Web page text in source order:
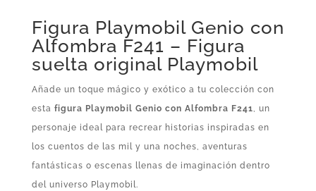
Figura Playmobil Genio con
Alfombra F241 – Figura
suelta original Playmobil
Añade un toque mágico y exótico a tu colección con
esta figura Playmobil Genio con Alfombra F241, un
personaje ideal para recrear historias inspiradas en
los cuentos de las mil y una noches, aventuras
fantásticas o escenas llenas de imaginación dentro
del universo Playmobil.